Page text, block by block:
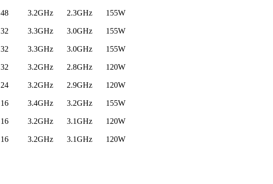
48 3.2GHz 2.3GHz 155W
32 3.3GHz 3.0GHz 155W
32 3.3GHz 3.0GHz 155W
32 3.2GHz 2.8GHz 120W
24 3.2GHz 2.9GHz 120W
16 3.4GHz 3.2GHz 155W
16 3.2GHz 3.1GHz 120W
16 3.2GHz 3.1GHz 120W